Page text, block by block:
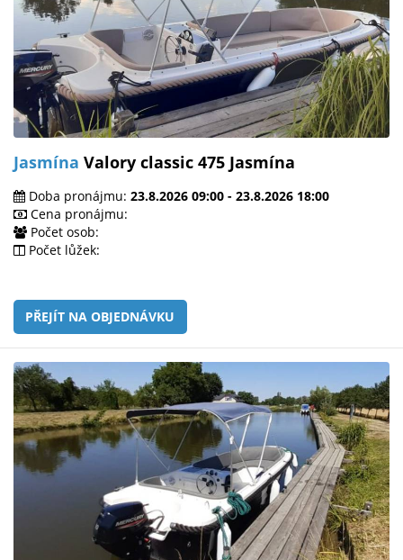
Jasmína Valory classic 475 Jasmína
Doba pronájmu: 23.8.2026 09:00 - 23.8.2026 18:00
Cena pronájmu:
Počet osob:
Počet lůžek:
PŘEJÍT NA OBJEDNÁVKU